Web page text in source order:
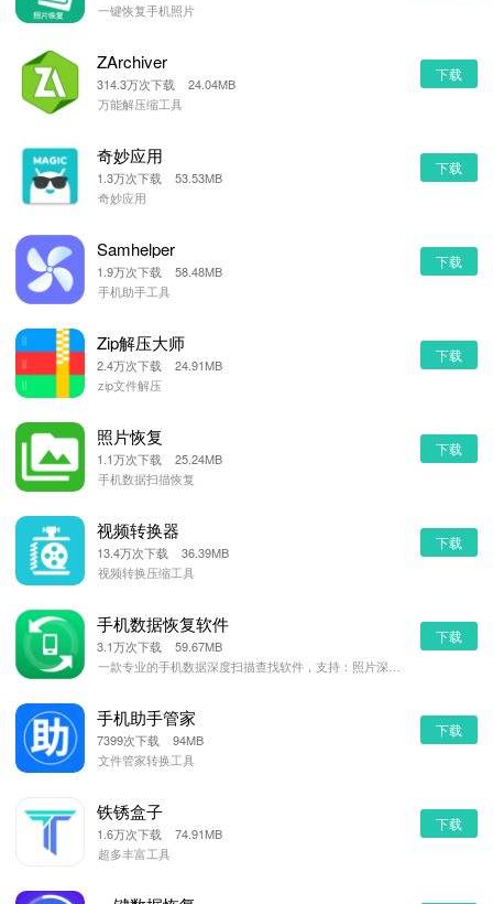
一键恢复手机照片
ZArchiver
314.3万次下载 24.04MB
万能解压缩工具
下载
奇妙应用
1.3万次下载 53.53MB
奇妙应用
下载
Samhelper
1.9万次下载 58.48MB
手机助手工具
下载
Zip解压大师
2.4万次下载 24.91MB
zip文件解压
下载
照片恢复
1.1万次下载 25.24MB
手机数据扫描恢复
下载
视频转换器
13.4万次下载 36.39MB
视频转换压缩工具
下载
手机数据恢复软件
3.1万次下载 59.67MB
下载
手机助手管家
7399次下载 94MB
文件管家转换工具
下载
铁锈盒子
1.6万次下载 74.91MB
超多丰富工具
下载